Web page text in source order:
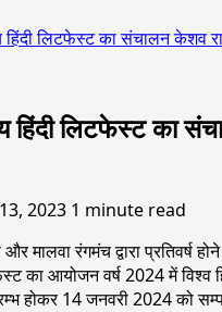
हिंदी लिटफेस्ट का संचालन केशव
हिंदी लिटफेस्ट का
2023 1 minute read
मालवा रंगमंच द्वारा प्रतिवर्ष
का आयोजन वर्ष 2024 में विश्व
होकर 14 जनवरी 2024 को